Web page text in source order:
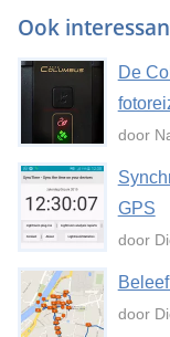
Ook
De
door
GPS
door
door